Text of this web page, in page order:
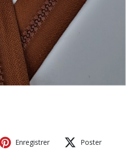
Enregistrer Poster